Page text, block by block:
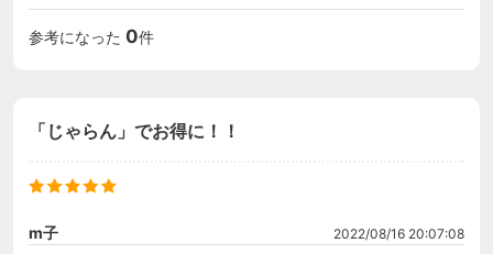
参考になった 0件
「じゃらん」でお得に！！
m子 2022/08/16 20:07:08